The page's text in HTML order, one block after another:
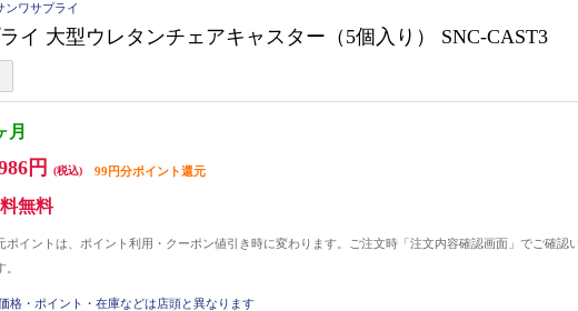
ンワサプライ
イ 大型ウレタンチェアキャスター（5個入り） SNC-CAST3
月
円 (税込) 99円分ポイント還元
無料
ポイントは、ポイント利用・クーポン値引き時に変わります。ご注文時「注文内容確認画面」でご確認
。
格・ポイント・在庫などは店頭と異なります